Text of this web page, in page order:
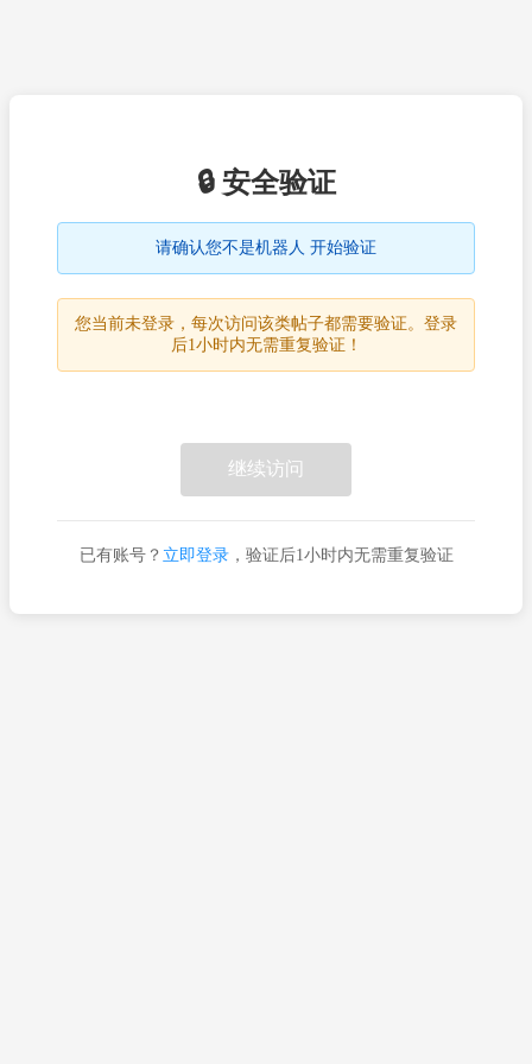
🔒 安全验证
请确认您不是机器人 开始验证
您当前未登录，每次访问该类帖子都需要验证。登录
后1小时内无需重复验证！
继续访问
已有账号？ 立即登录，验证后1小时内无需重复验证